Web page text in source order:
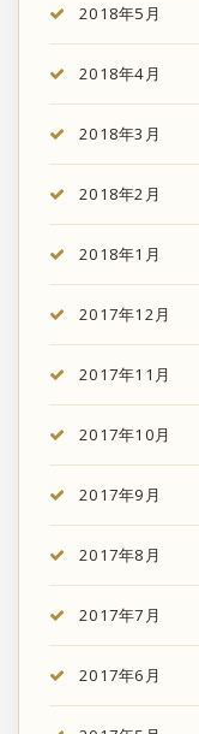
2018年5月
2018年4月
2018年3月
2018年2月
2018年1月
2017年12月
2017年11月
2017年10月
2017年9月
2017年8月
2017年7月
2017年6月